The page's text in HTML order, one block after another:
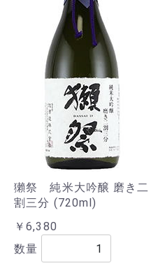
獺祭 純米大吟醸 磨き二
割三分 (720ml)
￥6,380
数量